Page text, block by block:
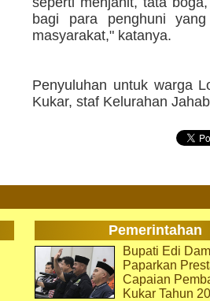
bagi para penghuni
masyarakat," katanya.
Penyuluhan untuk warga
Kukar, staf Kelurahan
Pemerintahan
Bupati Edi
Paparkan
Capaian
Kukar Tahun